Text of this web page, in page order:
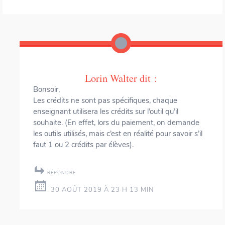
Lorin Walterdit :
Bonsoir,
Les crédits ne sont pas spécifiques, chaque
enseignant utilisera les crédits sur l’outil qu’il
souhaite. (En effet, lors du paiement, on demande
les outils utilisés, mais c’est en réalité pour savoir s’il
faut 1 ou 2 crédits par élèves).
RÉPONDRE
30 AOÛT 2019 À 23 H 13 MIN